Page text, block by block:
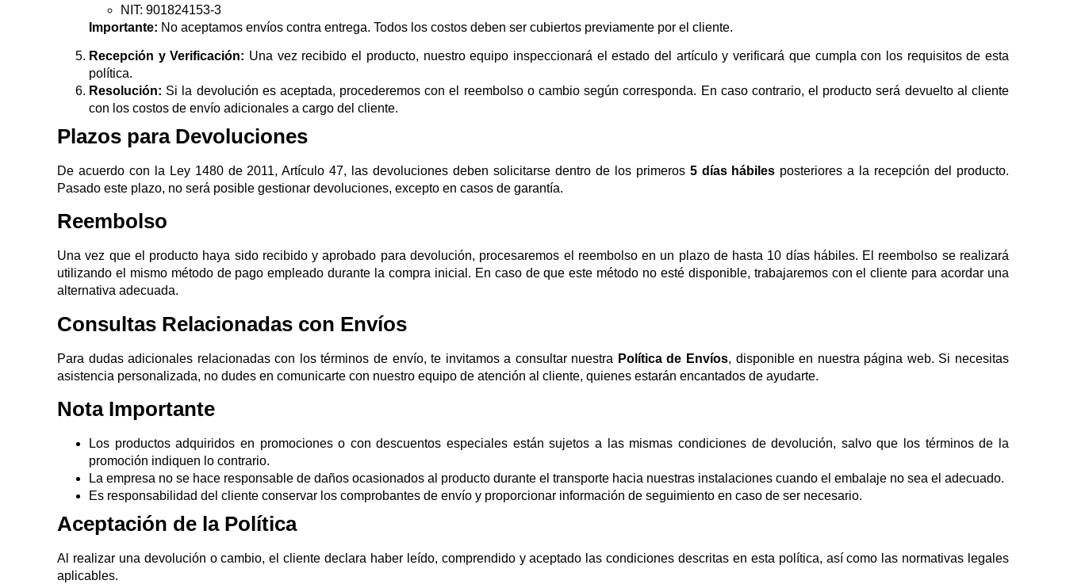
NIT: 901824153-3
Importante: No aceptamos envíos contra entrega. Todos los costos deben ser cubiertos previamente por el cliente.
Recepción y Verificación: Una vez recibido el producto, nuestro equipo inspeccionará el estado del artículo y verificará que cumpla con los requisitos de esta
política.
Resolución: Si la devolución es aceptada, procederemos con el reembolso o cambio según corresponda. En caso contrario, el producto será devuelto al cliente
con los costos de envío adicionales a cargo del cliente.
Plazos para Devoluciones
De acuerdo con la Ley 1480 de 2011, Artículo 47, las devoluciones deben solicitarse dentro de los primeros 5 días hábiles posteriores a la recepción del producto.
Pasado este plazo, no será posible gestionar devoluciones, excepto en casos de garantía.
Reembolso
Una vez que el producto haya sido recibido y aprobado para devolución, procesaremos el reembolso en un plazo de hasta 10 días hábiles. El reembolso se realizará
utilizando el mismo método de pago empleado durante la compra inicial. En caso de que este método no esté disponible, trabajaremos con el cliente para acordar una
alternativa adecuada.
Consultas Relacionadas con Envíos
Para dudas adicionales relacionadas con los términos de envío, te invitamos a consultar nuestra Política de Envíos, disponible en nuestra página web. Si necesitas
asistencia personalizada, no dudes en comunicarte con nuestro equipo de atención al cliente, quienes estarán encantados de ayudarte.
Nota Importante
Los productos adquiridos en promociones o con descuentos especiales están sujetos a las mismas condiciones de devolución, salvo que los términos de la
promoción indiquen lo contrario.
La empresa no se hace responsable de daños ocasionados al producto durante el transporte hacia nuestras instalaciones cuando el embalaje no sea el adecuado.
Es responsabilidad del cliente conservar los comprobantes de envío y proporcionar información de seguimiento en caso de ser necesario.
Aceptación de la Política
Al realizar una devolución o cambio, el cliente declara haber leído, comprendido y aceptado las condiciones descritas en esta política, así como las normativas legales
aplicables.